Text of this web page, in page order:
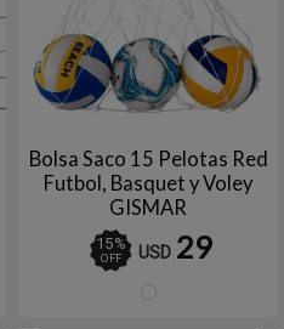
Bolsa Saco 15 Pelotas Red
Futbol, Basquet y Voley
GISMAR
15%
OFF USD 29